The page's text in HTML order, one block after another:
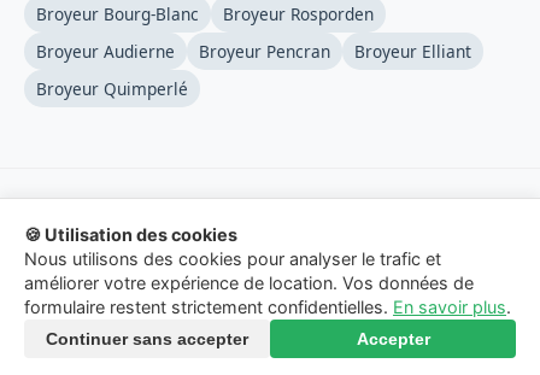
Broyeur Bourg-Blanc
Broyeur Rosporden
Broyeur Audierne
Broyeur Pencran
Broyeur Elliant
Broyeur Quimperlé
© 2026 Location-Broyeur-Branches.fr - Service de mise en
relation.
Mentions Légales-Confidentialité-Contact
🍪 Utilisation des cookies
Nous utilisons des cookies pour analyser le trafic et
améliorer votre expérience de location. Vos données de
formulaire restent strictement confidentielles. En savoir plus.
Continuer sans accepter Accepter